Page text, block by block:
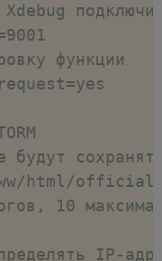
функции
html/official/
10
IP-